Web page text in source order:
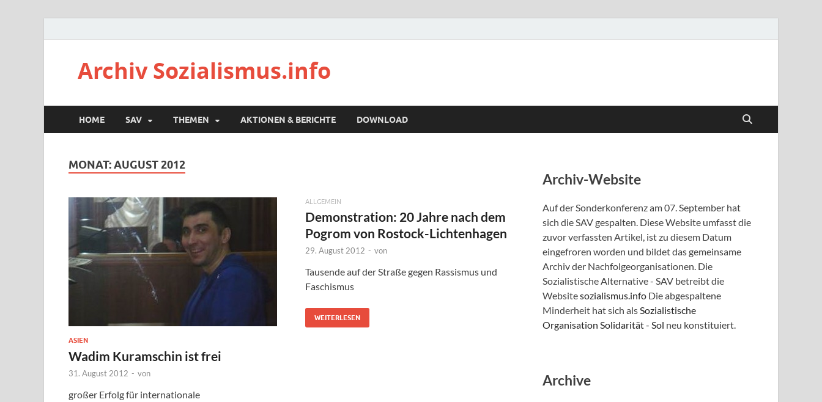
Archiv Sozialismus.info
HOME SAV THEMEN AKTIONEN & BERICHTE DOWNLOAD
MONAT:AUGUST 2012
ASIEN
Wadim Kuramschin ist frei
31. August 2012 - von
großer Erfolg für internationale
ALLGEMEIN
Demonstration: 20 Jahre nach dem
Pogrom von Rostock-Lichtenhagen
29. August 2012 - von
Tausende auf der Straße gegen Rassismus und
Faschismus
WEITERLESEN
Archiv-Website
Auf der Sonderkonferenz am 07. September hat
sich die SAV gespalten. Diese Website umfasst die
zuvor verfassten Artikel, ist zu diesem Datum
eingefroren worden und bildet das gemeinsame
Archiv der Nachfolgeorganisationen. Die
Sozialistische Alternative - SAV betreibt die
Websitesozialismus.info Die abgespaltene
Minderheit hat sich alsSozialistische
Organisation Solidarität - Sol neu konstituiert.
Archive